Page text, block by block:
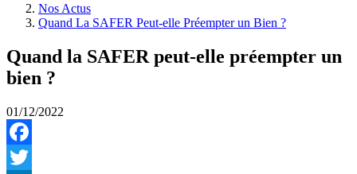
Nos Actus
Quand La SAFER Peut-elle Préempter un Bien ?
Quand la SAFER peut-elle préempter un
bien ?
01/12/2022
Facebook